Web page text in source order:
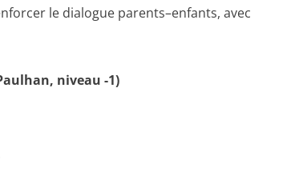
le dialogue parents–enfants, avec
niveau -1)